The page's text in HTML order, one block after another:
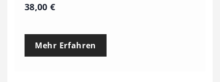
38,00€
Mehr Erfahren